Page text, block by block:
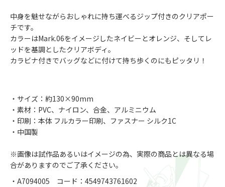
中身を魅せながらおしゃれに持ち運べるジップ付きのクリアポー
チです。
カラーはMark.06をイメージしたネイビーとオレンジ、そしてレ
ッドを基調としたクリアボディ。
カラビナ付きでバッグなどに付けて持ち歩くのにもピッタリ！
・サイズ：約130×90mm
・素材：PVC、ナイロン、合金、アルミニウム
・印刷：本体 フルカラー印刷、ファスナー シルク1C
・中国製
※画像は試作品あるいはイメージの為、実際の商品とは異なる場
合がありますのでご了承ください。
・A7094005 コード：4549743761602